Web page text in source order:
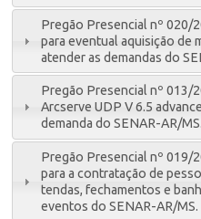
Pregão Presencial nº 020/
para eventual aquisição de
atender as demandas do
Pregão Presencial nº 013/
Arcserve UDP V 6.5
demanda do SENAR-AR/MS.
Pregão Presencial nº 019/
para a contratação de
tendas, fechamentos e
eventos do SENAR-AR/MS.